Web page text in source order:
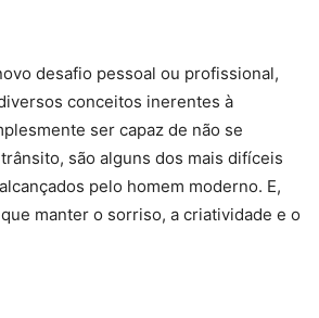
desafio pessoal ou profissional,
conceitos inerentes à
ser capaz de não se
são alguns dos mais difíceis
pelo homem moderno. E,
manter o sorriso, a criatividade e o